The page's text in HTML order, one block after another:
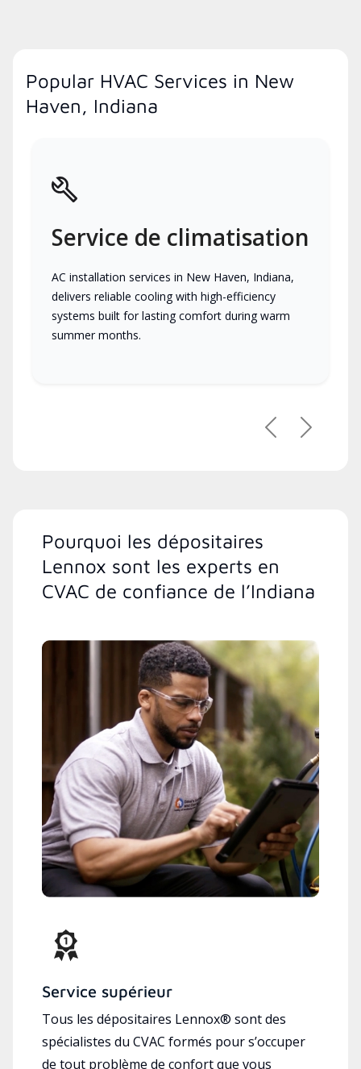
Popular HVAC Services in New
Haven, Indiana
Service de climatisation
AC installation services in New Haven, Indiana,
delivers reliable cooling with high-efficiency
systems built for lasting comfort during warm
summer months.
PrécédentSuivant
Pourquoi les dépositaires
Lennox sont les experts en
CVAC de confiance de l’Indiana
Service supérieur
Tous les dépositaires Lennox® sont des
spécialistes du CVAC formés pour s’occuper
de tout problème de confort que vous